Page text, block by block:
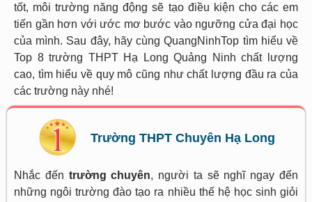
tốt, môi trường năng động sẽ tạo điều kiện cho các em
tiến gần hơn với ước mơ bước vào ngưỡng cửa đại học
của mình. Sau đây, hãy cùng QuangNinhTop tìm hiểu về
Top 8 trường THPT Hạ Long Quảng Ninh chất lượng
cao, tìm hiểu về quy mô cũng như chất lượng đầu ra của
các trường này nhé!
Trường THPT Chuyên Hạ Long
Nhắc đến trường chuyên, người ta sẽ nghĩ ngay đến
những ngôi trường đào tạo ra nhiều thế hệ học sinh giỏi